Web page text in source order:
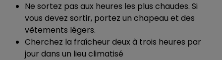
Ne sortez pas aux heures les plus chaudes. Si
vous devez sortir, portez un chapeau et des
vêtements légers.
Cherchez la fraîcheur deux à trois heures par
jour dans un lieu climatisé